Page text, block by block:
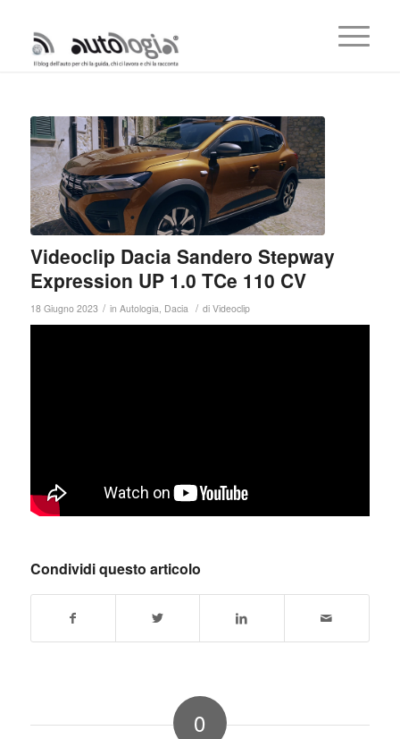
Videoclip Dacia Sandero Stepway
Expression UP 1.0 TCe 110 CV
18 Giugno 2023 / in Autologia Dacia / di Videoclip
Condividi questo articolo
0